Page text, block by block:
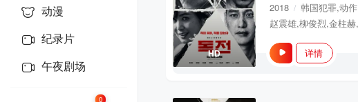
动漫
纪录片
午夜剧场
0
HD
2018 / 韩国犯罪,动作
详情